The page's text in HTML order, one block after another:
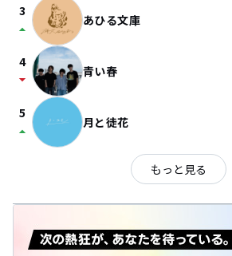
3
arrow_drop_up あひる文庫
4
arrow_drop_down 青い春
5
arrow_drop_up 月と徒花
もっと見る